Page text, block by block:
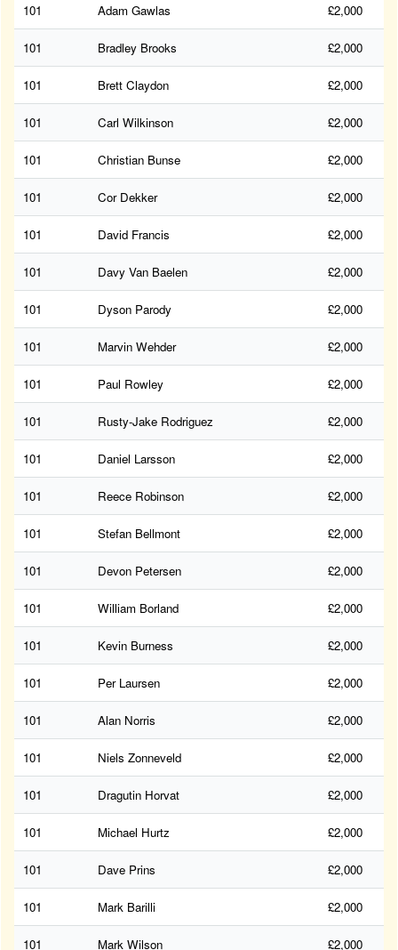
101 Adam Gawlas £2,000
101 Bradley Brooks £2,000
101 Brett Claydon £2,000
101 Carl Wilkinson £2,000
101 Christian Bunse £2,000
101 Cor Dekker £2,000
101 David Francis £2,000
101 Davy Van Baelen £2,000
101 Dyson Parody £2,000
101 Marvin Wehder £2,000
101 Paul Rowley £2,000
101 Rusty-Jake Rodriguez £2,000
101 Daniel Larsson £2,000
101 Reece Robinson £2,000
101 Stefan Bellmont £2,000
101 Devon Petersen £2,000
101 William Borland £2,000
101 Kevin Burness £2,000
101 Per Laursen £2,000
101 Alan Norris £2,000
101 Niels Zonneveld £2,000
101 Dragutin Horvat £2,000
101 Michael Hurtz £2,000
101 Dave Prins £2,000
101 Mark Barilli £2,000
101 Mark Wilson £2,000